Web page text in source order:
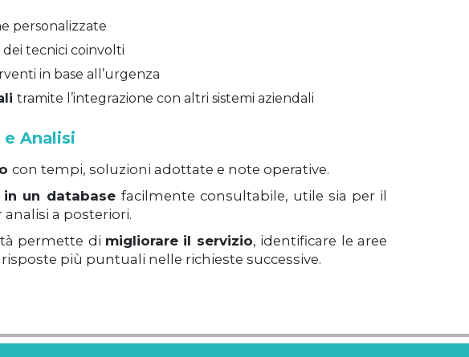
personalizzate
tecnici coinvolti
in base all’urgenza
tramite l’integrazione con altri sistemi aziendali
Analisi
con tempi, soluzioni adottate e note operative.
in un database facilmente consultabile, utile sia per il
analisi a posteriori.
permette di migliorare il servizio, identificare le aree
più puntuali nelle richieste successive.